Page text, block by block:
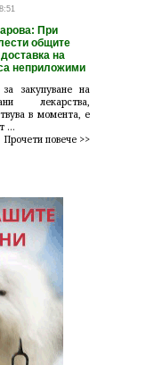
При
общите
на
неприложими
закупуване на
лекарства,
в момента, е
...
Прочети повече >>